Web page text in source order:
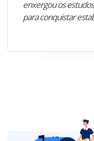
enxergou os
para conquistar